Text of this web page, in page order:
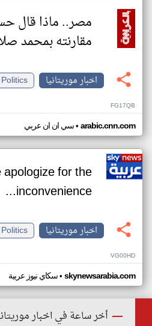
مصر.. ماذا قال
مقارنته بمحمد
اخبار موريتانيا
Politics
FG17QB
سي ان ان عربي• arabic.cnn.com
for the
inconvenience...
اخبار موريتانيا
Politics
VG00HD
سكاي نيوز عربية• skynewsarabia.com
أخر ساعة في اخبار